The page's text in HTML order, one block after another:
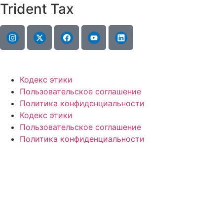
Trident Tax
Кодекс этики
Пользовательское соглашение
Политика конфиденциальности
Кодекс этики
Пользовательское соглашение
Политика конфиденциальности